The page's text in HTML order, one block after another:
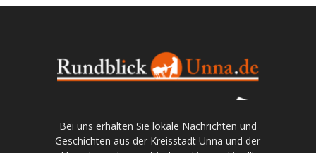
Bei uns erhalten Sie lokale Nachrichten und
Geschichten aus der Kreisstadt Unna und der